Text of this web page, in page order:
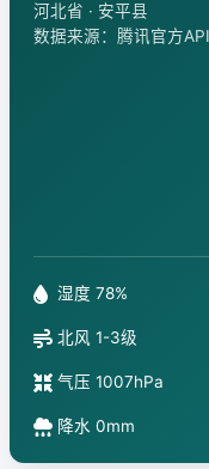
河北省 · 安平县
数据来源：腾讯官方API
湿度 78%
北风 1-3级
气压 1007hPa
降水 0mm